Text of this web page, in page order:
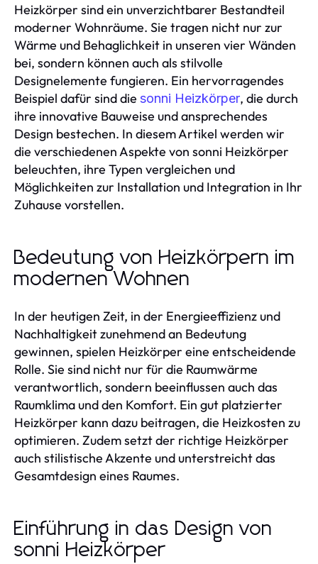
Heizkörper sind ein unverzichtbarer Bestandteil
moderner Wohnräume. Sie tragen nicht nur zur
Wärme und Behaglichkeit in unseren vier Wänden
bei, sondern können auch als stilvolle
Designelemente fungieren. Ein hervorragendes
Beispiel dafür sind die sonni Heizkörper, die durch
ihre innovative Bauweise und ansprechendes
Design bestechen. In diesem Artikel werden wir
die verschiedenen Aspekte von sonni Heizkörper
beleuchten, ihre Typen vergleichen und
Möglichkeiten zur Installation und Integration in Ihr
Zuhause vorstellen.
Bedeutung von Heizkörpern im
modernen Wohnen
In der heutigen Zeit, in der Energieeffizienz und
Nachhaltigkeit zunehmend an Bedeutung
gewinnen, spielen Heizkörper eine entscheidende
Rolle. Sie sind nicht nur für die Raumwärme
verantwortlich, sondern beeinflussen auch das
Raumklima und den Komfort. Ein gut platzierter
Heizkörper kann dazu beitragen, die Heizkosten zu
optimieren. Zudem setzt der richtige Heizkörper
auch stilistische Akzente und unterstreicht das
Gesamtdesign eines Raumes.
Einführung in das Design von
sonni Heizkörper